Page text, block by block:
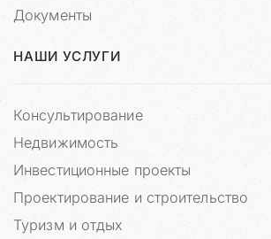
Документы
НАШИ УСЛУГИ
Консультирование
Недвижимость
Инвестиционные проекты
Проектирование и строительство
Туризм и отдых
з
и
в
С
а
й
«